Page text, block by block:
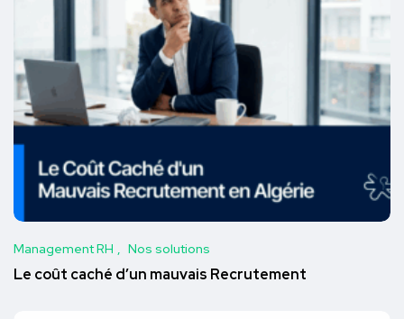
Management RH Nos solutions
Le coût caché d’un mauvais Recrutement